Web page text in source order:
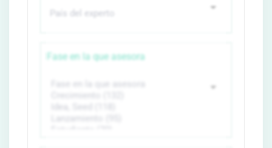
Fase en la que asesora